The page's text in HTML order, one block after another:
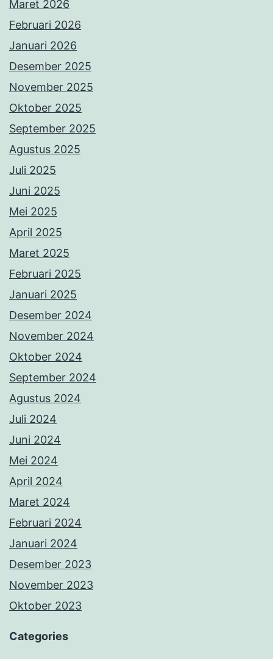
Maret 2026
Februari 2026
Januari 2026
Desember 2025
November 2025
Oktober 2025
September 2025
Agustus 2025
Juli 2025
Juni 2025
Mei 2025
April 2025
Maret 2025
Februari 2025
Januari 2025
Desember 2024
November 2024
Oktober 2024
September 2024
Agustus 2024
Juli 2024
Juni 2024
Mei 2024
April 2024
Maret 2024
Februari 2024
Januari 2024
Desember 2023
November 2023
Oktober 2023
Categories